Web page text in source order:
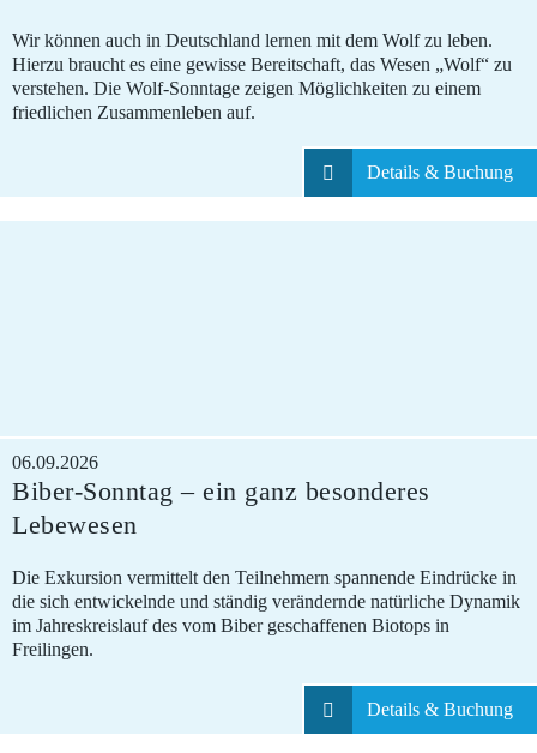
Wir können auch in Deutschland lernen mit dem Wolf zu leben.
Hierzu braucht es eine gewisse Bereitschaft, das Wesen „Wolf“ zu
verstehen. Die Wolf-Sonntage zeigen Möglichkeiten zu einem
friedlichen Zusammenleben auf.
Details & Buchung
06.09.2026
Biber-Sonntag – ein ganz besonderes
Lebewesen
Die Exkursion vermittelt den Teilnehmern spannende Eindrücke in
die sich entwickelnde und ständig verändernde natürliche Dynamik
im Jahreskreislauf des vom Biber geschaffenen Biotops in
Freilingen.
Details & Buchung